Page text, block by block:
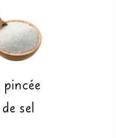
pincée
de sel